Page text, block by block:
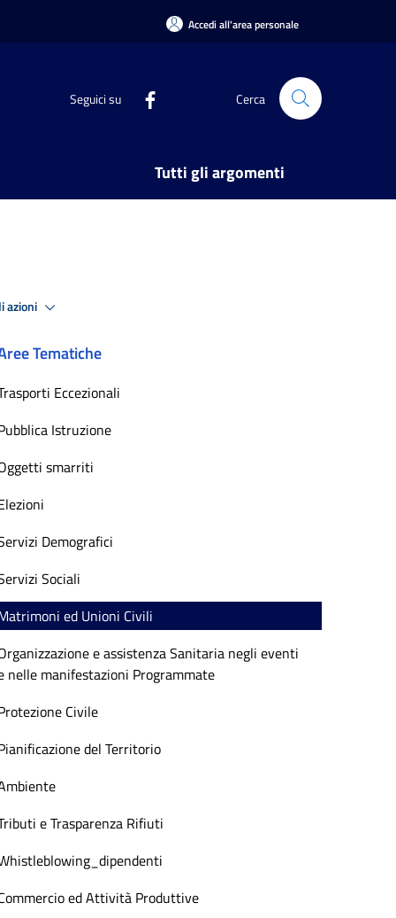
Accedi all'area personale
Seguici su Cerca
Tutti gli argomenti
azioni
Tematiche
Eccezionali
Istruzione
smarriti
Demografici
Sociali
ed Unioni Civili
e assistenza Sanitaria negli eventi
nelle manifestazioni Programmate
Civile
del Territorio
e Trasparenza Rifiuti
ed Attività Produttive